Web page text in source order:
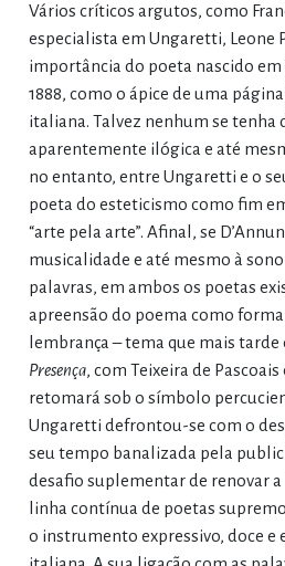
Vários críticos argutos, como
especialista em Ungaretti, Leone
importância do poeta nascido
1888, como o ápice de uma
italiana. Talvez nenhum se tenha
aparentemente ilógica e até
no entanto, entre Ungaretti e o
poeta do esteticismo como fim
“arte pela arte”. Afinal, se
musicalidade e até mesmo à
palavras, em ambos os poetas
apreensão do poema como
lembrança – tema que mais
Presença, com Teixeira de Pascoais
retomará sob o símbolo
Ungaretti defrontou-se com o
seu tempo banalizada pela
desafio suplementar de renovar
linha contínua de poetas
o instrumento expressivo, doce e